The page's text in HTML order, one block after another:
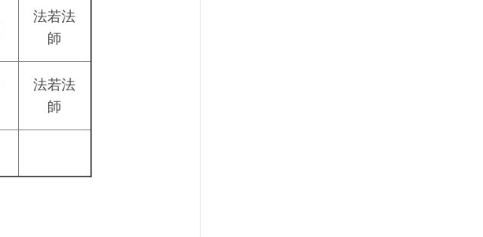
法若法
師
法若法
師